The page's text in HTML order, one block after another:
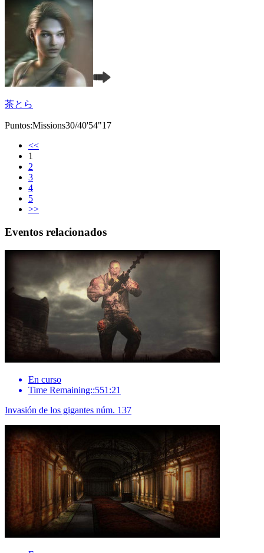
茶とら
Puntos:Missions30/40'54"17
<<
1
2
3
4
5
>>
Eventos relacionados
En curso
Time Remaining::551:21
Invasión de los gigantes núm. 137